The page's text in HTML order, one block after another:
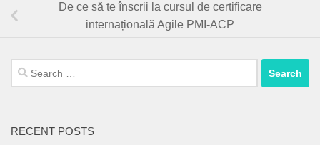
De ce să te înscrii la cursul de certificare
internațională Agile PMI-ACP
Search
for:
RECENT POSTS